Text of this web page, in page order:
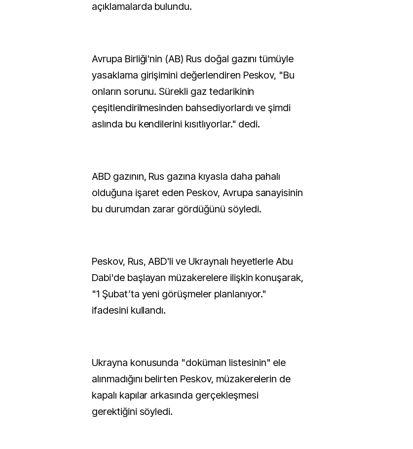
açıklamalarda bulundu.
Avrupa Birliği'nin (AB) Rus doğal gazını tümüyle
yasaklama girişimini değerlendiren Peskov, "Bu
onların sorunu. Sürekli gaz tedarikinin
çeşitlendirilmesinden bahsediyorlardı ve şimdi
aslında bu kendilerini kısıtlıyorlar." dedi.
ABD gazının, Rus gazına kıyasla daha pahalı
olduğuna işaret eden Peskov, Avrupa sanayisinin
bu durumdan zarar gördüğünü söyledi.
Peskov, Rus, ABD'li ve Ukraynalı heyetlerle Abu
Dabi'de başlayan müzakerelere ilişkin konuşarak,
"1 Şubat’ta yeni görüşmeler planlanıyor."
ifadesini kullandı.
Ukrayna konusunda "doküman listesinin" ele
alınmadığını belirten Peskov, müzakerelerin de
kapalı kapılar arkasında gerçekleşmesi
gerektiğini söyledi.